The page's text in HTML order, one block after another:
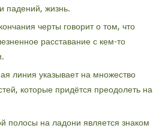
падений, жизнь.
черты говорит о том, что
расставание с кем-то
линия указывает на множество
которые придётся преодолеть на
полосы на ладони является знаком